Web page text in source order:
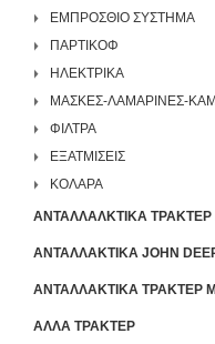
ΕΜΠΡΟΣΘΙΟ ΣΥΣΤΗΜΑ
ΠΑΡΤΙΚΟΦ
ΗΛΕΚΤΡΙΚΑ
ΜΑΣΚΕΣ-ΛΑΜΑΡΙΝΕΣ-
ΦΙΛΤΡΑ
ΕΞΑΤΜΙΣΕΙΣ
ΚΟΛΑΡΑ
ΑΝΤΑΛΛΑΛΚΤΙΚΑ ΤΡΑΚΤΕΡ
ΑΝΤΑΛΛΑΚΤΙΚΑ JOHN
ΑΝΤΑΛΛΑΚΤΙΚΑ ΤΡΑΚΤΕΡ
ΑΛΛΑ ΤΡΑΚΤΕΡ